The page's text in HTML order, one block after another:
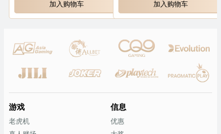
加入购物车 加入购物车
游戏
老虎机
信息
优惠